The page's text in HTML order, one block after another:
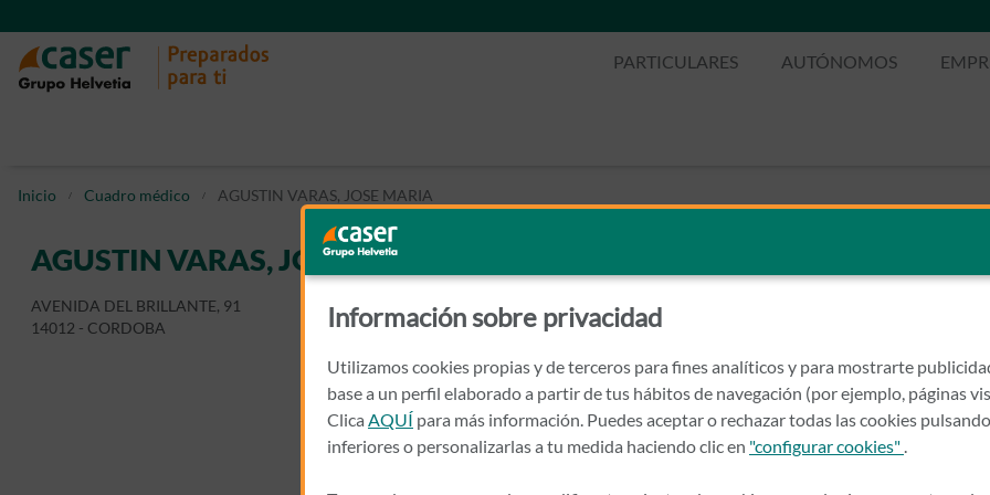
PARTICULARES AUTÓNOMOS
Inicio Cuadro médico AGUSTIN VARAS, JOSE MARIA
AGUSTIN VARAS, JOSE MARIA
AVENIDA DEL BRILLANTE, 91
14012 - CORDOBA
Información sobre privacidad
Utilizamos cookies propias y de terceros para fines analíticos y para mostrarte
base a un perfil elaborado a partir de tus hábitos de navegación (por ejemplo, páginas
Clica AQUÍ para más información. Puedes aceptar o rechazar todas las cookies
inferiores o personalizarlas a tu medida haciendo clic en "configurar cookies"